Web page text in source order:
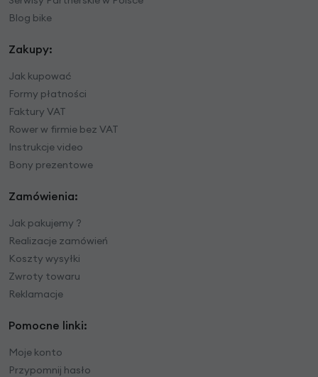
Blog bike
Zakupy:
Jak kupować
Formy płatności
Faktury VAT
Rower w firmie bez VAT
Instrukcje video
Bony prezentowe
Zamówienia:
Jak pakujemy ?
Realizacje zamówień
Koszty wysyłki
Zwroty towaru
Reklamacje
Pomocne linki:
Moje konto
Przypomnij hasło